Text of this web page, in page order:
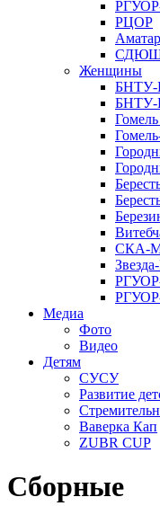
РЦОР
Женщины
БНТУ-
СКА-
Медиа
Фото
Видео
Детям
СУСУ
Развитие
Ваверка Кап
ZUBR CUP
Сборные